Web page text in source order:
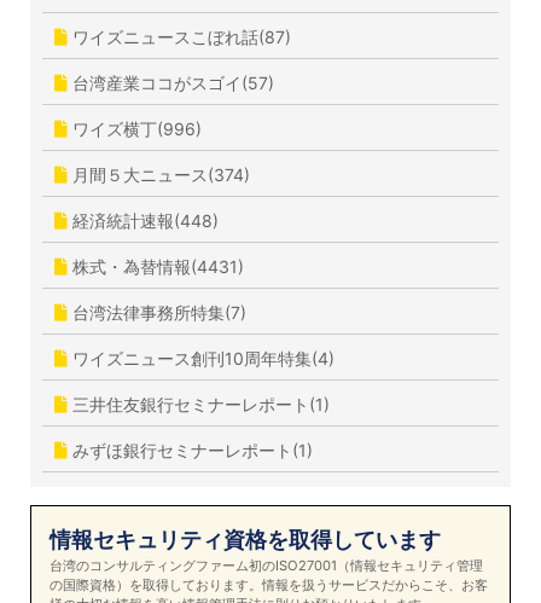
ワイズニュースこぼれ話(87)
台湾産業ココがスゴイ(57)
ワイズ横丁(996)
月間５大ニュース(374)
経済統計速報(448)
株式・為替情報(4431)
台湾法律事務所特集(7)
ワイズニュース創刊10周年特集(4)
三井住友銀行セミナーレポート(1)
みずほ銀行セミナーレポート(1)
情報セキュリティ資格を取得しています
台湾のコンサルティングファーム初のISO27001（情報セキュリティ管理
の国際資格）を取得しております。情報を扱うサービスだからこそ、お客